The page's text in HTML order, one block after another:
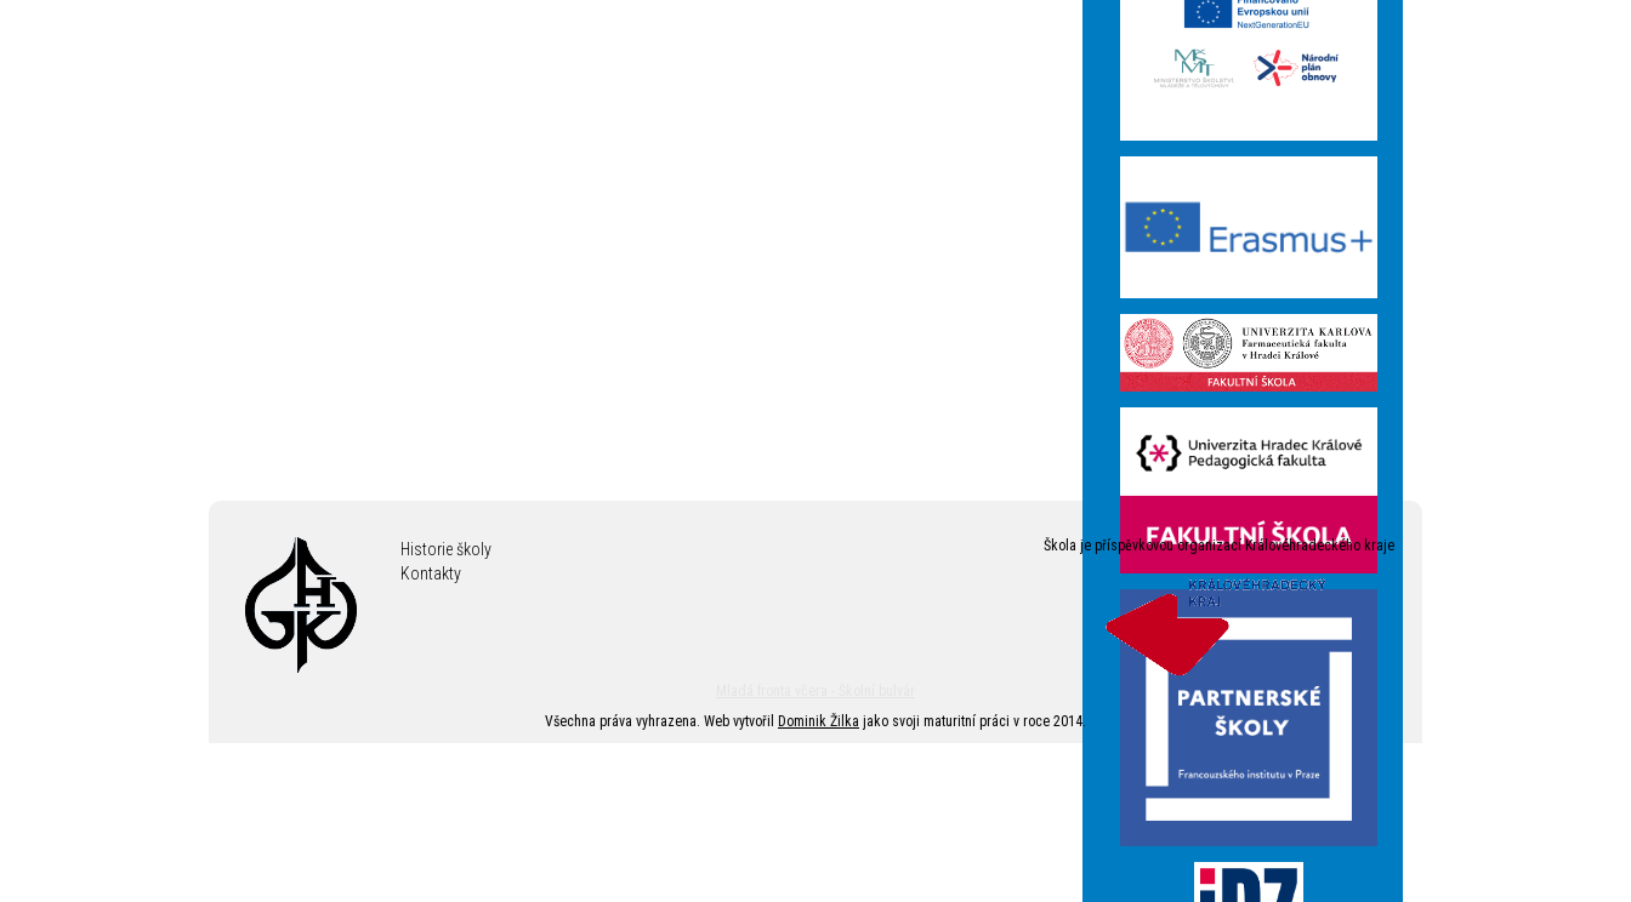
Historie školy
Kontakty
Škola je příspěvkovou organizací Královéhradeckého kraje
Všechna práva vyhrazena. Web vytvořil
Dominik Žilka jako svoji maturitní práci v roce 2014.